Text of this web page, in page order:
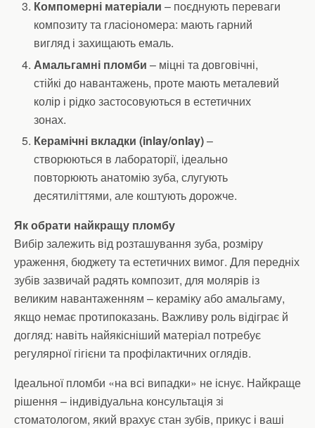
Компомерні матеріали – поєднують переваги
композиту та гласіономера: мають гарний
вигляд і захищають емаль.
Амальгамні пломби – міцні та довговічні,
стійкі до навантажень, проте мають металевий
колір і рідко застосовуються в естетичних
зонах.
Керамічні вкладки (inlay/onlay)–
створюються в лабораторії, ідеально
повторюють анатомію зуба, слугують
десятиліттями, але коштують дорожче.
Як обрати найкращу пломбу
Вибір залежить від розташування зуба, розміру
ураження, бюджету та естетичних вимог. Для передніх
зубів зазвичай радять композит, для молярів із
великим навантаженням – кераміку або амальгаму,
якщо немає протипоказань. Важливу роль відіграє й
догляд: навіть найякісніший матеріал потребує
регулярної гігієни та профілактичних оглядів.
Ідеальної пломби «на всі випадки» не існує. Найкраще
рішення – індивідуальна консультація зі
стоматологом, який врахує стан зубів, прикус і ваші